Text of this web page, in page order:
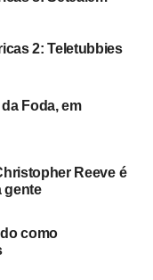
2: Teletubbies
Foda, em
Reeve é
gente
como